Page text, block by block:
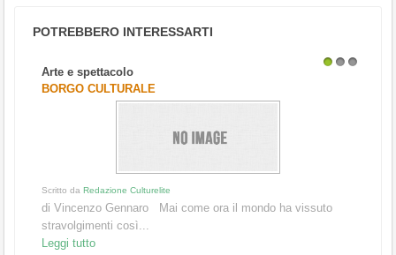
POTREBBERO INTERESSARTI
Arte e spettacolo
BORGO CULTURALE
Scritto da Redazione Culturelite
di Vincenzo Gennaro Mai come ora il mondo ha vissuto
stravolgimenti così...
Leggi tutto